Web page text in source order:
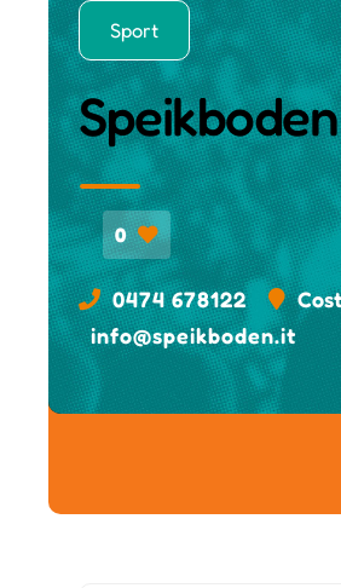
Sport
0
0474 678122
info@speikboden.it